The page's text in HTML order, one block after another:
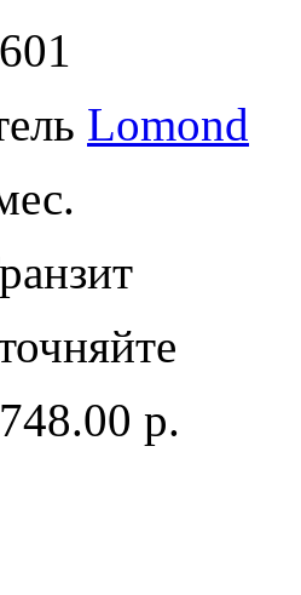
Lomond
748.00 р.